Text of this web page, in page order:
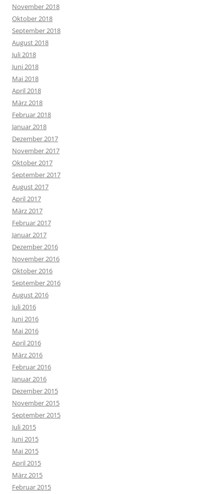
November 2018
Oktober 2018
September 2018
August 2018
Juli 2018
Juni 2018
Mai 2018
April 2018
März 2018
Februar 2018
Januar 2018
Dezember 2017
November 2017
Oktober 2017
September 2017
August 2017
April 2017
März 2017
Februar 2017
Januar 2017
Dezember 2016
November 2016
Oktober 2016
September 2016
August 2016
Juli 2016
Juni 2016
Mai 2016
April 2016
März 2016
Februar 2016
Januar 2016
Dezember 2015
November 2015
September 2015
Juli 2015
Juni 2015
Mai 2015
April 2015
März 2015
Februar 2015